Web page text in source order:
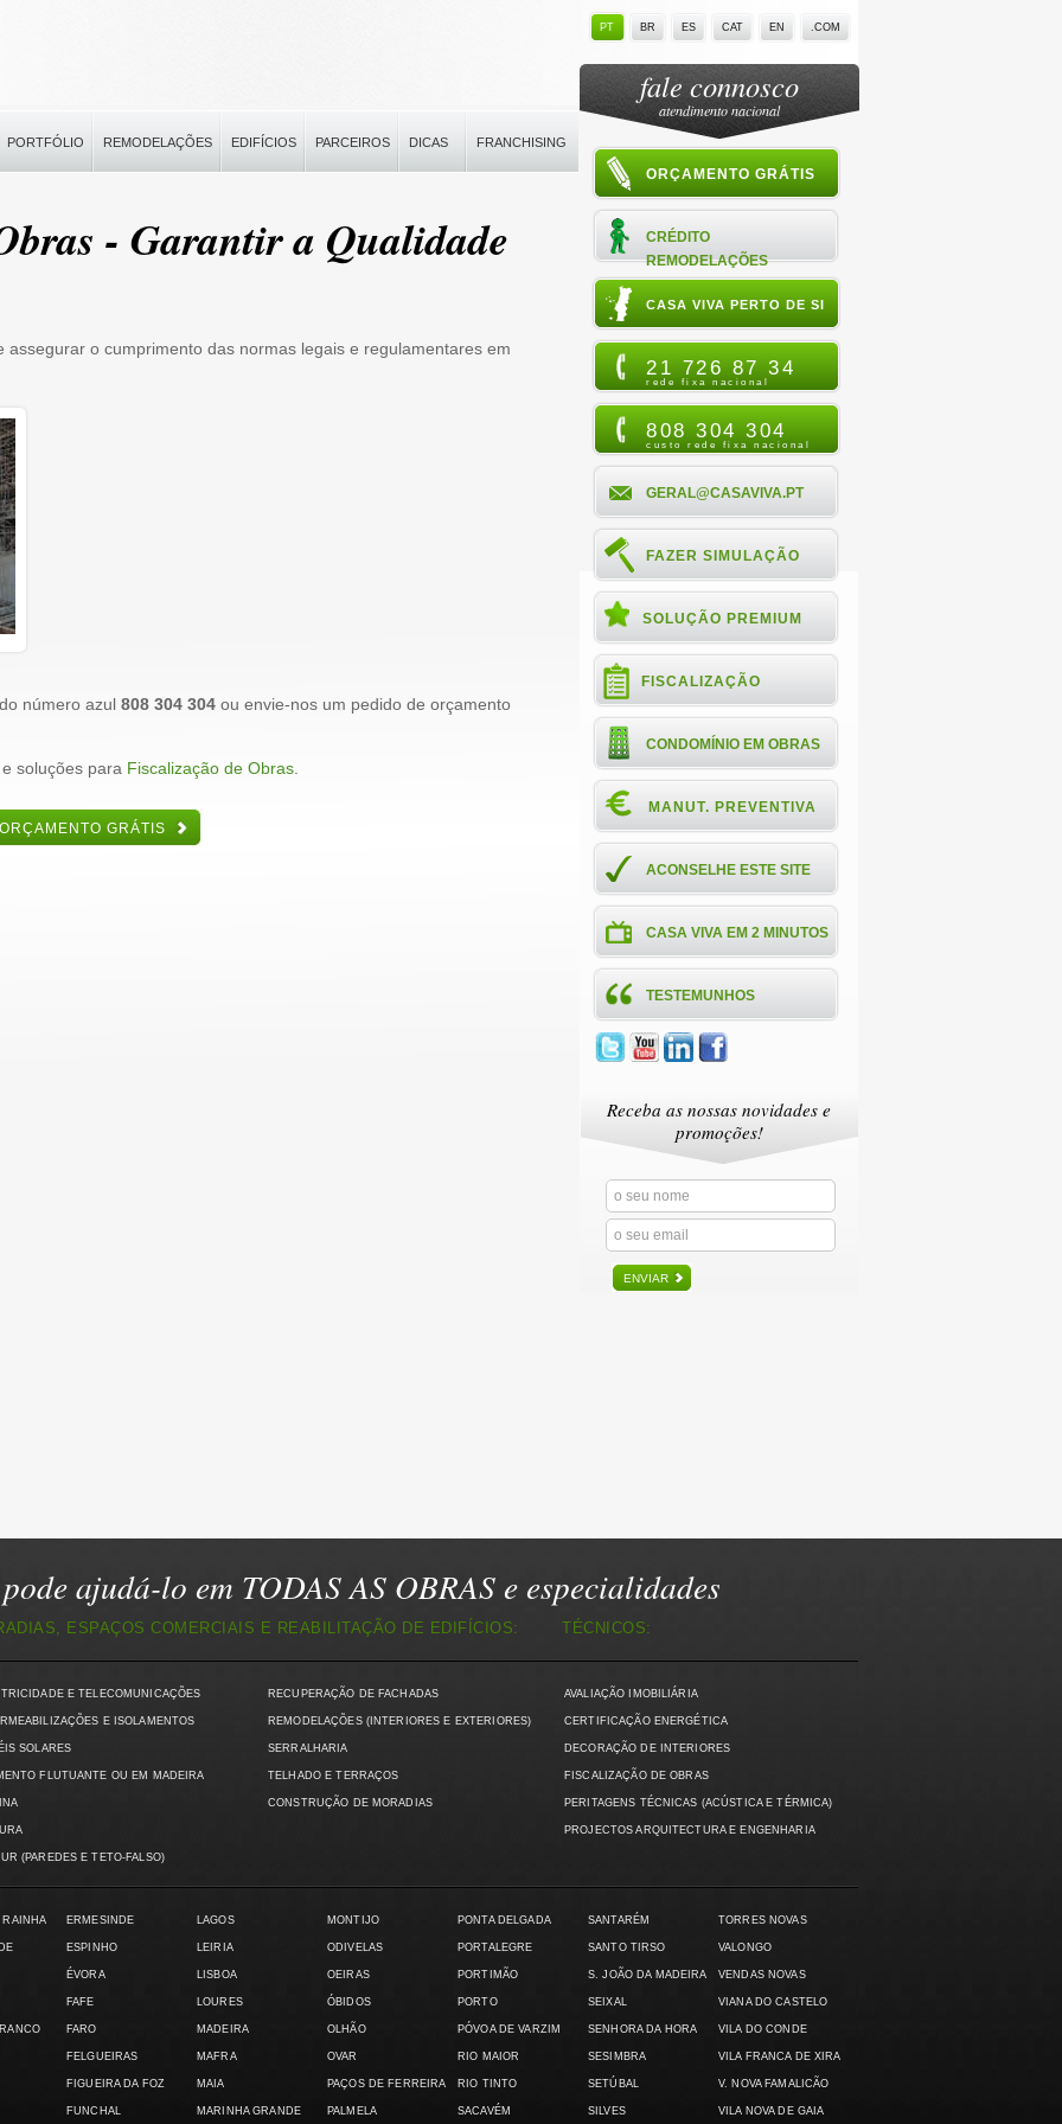
PT BR ES CAT EN .COM
PORTFÓLIO REMODELAÇÕES EDIFÍCIOS PARCEIROS DICAS FRANCHISING
- Garantir a Qualidade
o cumprimento das normas legais e regulamentares em
número azul 808 304 304 ou envie-nos um pedido de orçamento
soluções para Fiscalização de Obras
GRÁTIS
fale connosco
atendimento nacional
ORÇAMENTO GRÁTIS
CRÉDITO
REMODELAÇÕES
CASA VIVA PERTO DE SI
21 726 87 34
rede fixa nacional
808 304 304
custo rede fixa nacional
GERAL@CASAVIVA.PT
FAZER SIMULAÇÃO
SOLUÇÃO PREMIUM
FISCALIZAÇÃO
CONDOMÍNIO EM OBRAS
MANUT. PREVENTIVA
ACONSELHE ESTE SITE
CASA VIVA EM 2 MINUTOS
TESTEMUNHOS
Receba as nossas novidades e
promoções!
ENVIAR
ajudá-lo em TODAS AS OBRAS e especialidades
ESPAÇOS COMERCIAIS E REABILITAÇÃO DE EDIFÍCIOS: TÉCNICOS:
E TELECOMUNICAÇÕES
E ISOLAMENTOS
SOLARES
FLUTUANTE OU EM MADEIRA
(PAREDES E TETO-FALSO)
RECUPERAÇÃO DE FACHADAS
REMODELAÇÕES (INTERIORES E EXTERIORES)
SERRALHARIA
TELHADO E TERRAÇOS
CONSTRUÇÃO DE MORADIAS
AVALIAÇÃO IMOBILIÁRIA
CERTIFICAÇÃO ENERGÉTICA
DECORAÇÃO DE INTERIORES
FISCALIZAÇÃO DE OBRAS
PERITAGENS TÉCNICAS (ACÚSTICA E TÉRMICA)
PROJECTOS ARQUITECTURA E ENGENHARIA
RAINHA ERMESINDE
ESPINHO
ÉVORA
FAFE
FARO
FELGUEIRAS
FIGUEIRA DA FOZ
FUNCHAL
LAGOS
LEIRIA
LISBOA
LOURES
MADEIRA
MAFRA
MAIA
MARINHA GRANDE
MONTIJO
ODIVELAS
OEIRAS
ÓBIDOS
OLHÃO
OVAR
PAÇOS DE FERREIRA
PALMELA
PONTA DELGADA
PORTALEGRE
PORTIMÃO
PORTO
PÓVOA DE VARZIM
RIO MAIOR
RIO TINTO
SACAVÉM
SANTARÉM
SANTO TIRSO
S. JOÃO DA MADEIRA
SEIXAL
SENHORA DA HORA
SESIMBRA
SETÚBAL
SILVES
TORRES NOVAS
VALONGO
VENDAS NOVAS
VIANA DO CASTELO
VILA DO CONDE
VILA FRANCA DE XIRA
V. NOVA FAMALICÃO
VILA NOVA DE GAIA